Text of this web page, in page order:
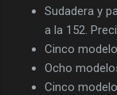
Sudadera y
a la 152.
Cinco
Ocho
Cinco